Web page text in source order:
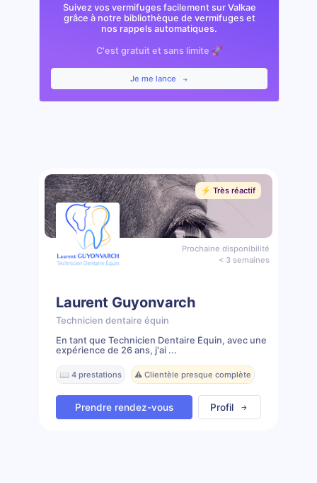
Suivez vos vermifuges facilement sur Valkae
grâce à notre bibliothèque de vermifuges et
nos rappels automatiques.
C'est gratuit et sans limite 🚀
Je me lance
⚡️ Très réactif
Prochaine disponibilité
< 3 semaines
Laurent Guyonvarch
Technicien dentaire équin
En tant que Technicien Dentaire Équin, avec une
expérience de 26 ans, j'ai ...
📖 4 prestations ⚠️ Clientèle presque complète
Prendre rendez-vous Profil